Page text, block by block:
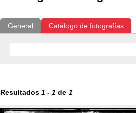
General Catálogo de fotografías
Resultados 1 - 1 de 1